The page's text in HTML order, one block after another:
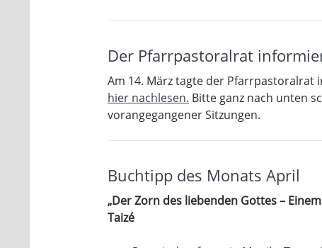
Der Pfarrpastoralrat
Am 14. März tagte der Pfarrpastoralrat
hier nachlesen. Bitte ganz nach unten
vorangegangener Sitzungen.
Buchtipp des Monats April
„Der Zorn des liebenden Gottes –
Taizé